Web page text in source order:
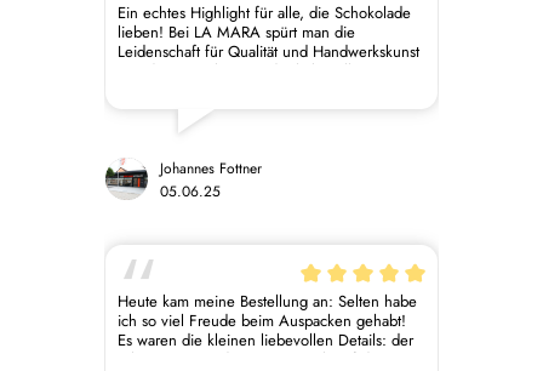
Ein echtes Highlight für alle, die Schokolade
lieben! Bei LA MARA spürt man die
Leidenschaft für Qualität und Handwerkskunst
in jedem Detail – von der liebevollen
Geschmack. Besonders begeistert hat mich
die feine Auswahl an Pralinen und
Meisterwerk. Der Service war herzlich und
professionell. Man fühlt sich sofort
willkommen. Ich komme ganz sicher wieder
Johannes Fottner
05.06.25
Heute kam meine Bestellung an: Selten habe
ich so viel Freude beim Auspacken gehabt!
Es waren die kleinen liebevollen Details: der
schöne Karton, der nette Spruch auf der